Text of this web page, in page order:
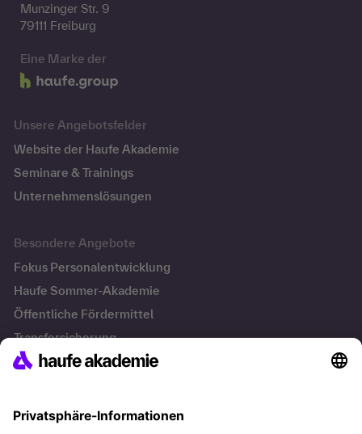
Munzinger Str. 9
79111 Freiburg
Eine Marke der
Unsere Angebotsfelder
Website der Haufe Akademie
Seminare & Trainings
Unternehmenslösungen
Besondere Angebote
Fokus Personalentwicklung
Haufe Sommer-Akademie
Öffentliche Fördermittel
Transfersicherung
Führung im KI-Zeitalter: Wie Human-AI-Leadership Teams